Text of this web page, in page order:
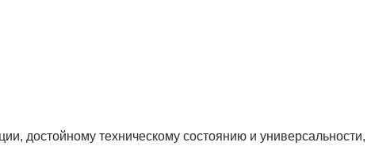
достойному техническому состоянию и универсальности,